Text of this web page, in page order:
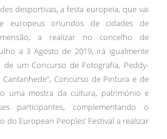
desportivas, a festa europeia, que vai
europeus oriundos de cidades de
a realizar no concelho de
a 3 Agosto de 2019, irá igualmente
de um Concurso de Fotografia, Peddy-
Concurso de Pintura e de
uma mostra da cultura, património e
participantes, complementando o
do European Peoples’ Festival a realizar